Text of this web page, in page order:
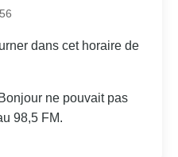
dans cet horaire de
ne pouvait pas
98,5 FM.